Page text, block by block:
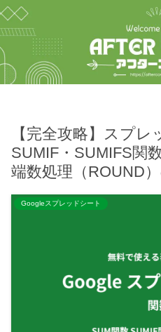
【完全攻略】スプレ
SUMIF・SUMIFS関
端数処理（ROUND
Googleスプレッドシート